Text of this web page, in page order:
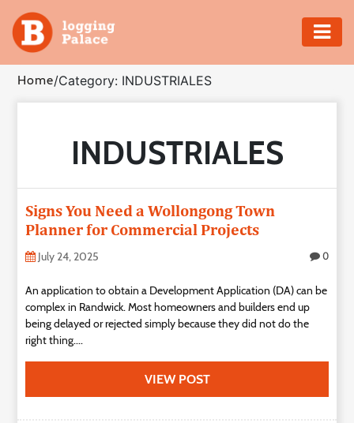
Adventure
Business
Health
Insurance
Real
Estate
Home/Category: INDUSTRIALES
INDUSTRIALES
Signs You Need a Wollongong Town
Planner for Commercial Projects
July 24, 2025 0
An application to obtain a Development Application (DA) can be
complex in Randwick. Most homeowners and builders end up
being delayed or rejected simply because they did not do the
right thing....
VIEW POST